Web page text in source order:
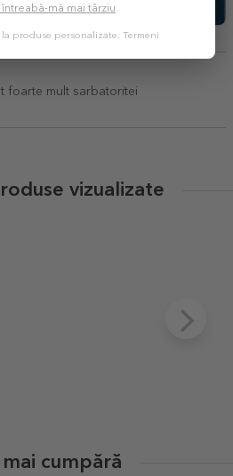
foarte mult sarbatoritei
vizualizate
mai cumpără
întreabă-mă mai târziu
la produse personalizate. Termeni